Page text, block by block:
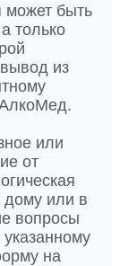
может быть
только
из
или
от
или в
вопросы
на